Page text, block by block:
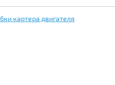
картера двигателя